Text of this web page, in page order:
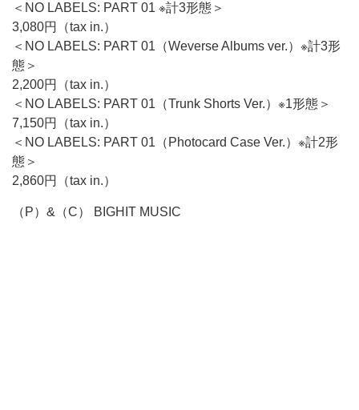
＜NO LABELS: PART 01 ※計3形態＞
3,080円（tax in.）
＜NO LABELS: PART 01（Weverse Albums ver.）※計3形
態＞
2,200円（tax in.）
＜NO LABELS: PART 01（Trunk Shorts Ver.）※1形態＞
7,150円（tax in.）
＜NO LABELS: PART 01（Photocard Case Ver.）※計2形
態＞
2,860円（tax in.）
（P）&（C） BIGHIT MUSIC